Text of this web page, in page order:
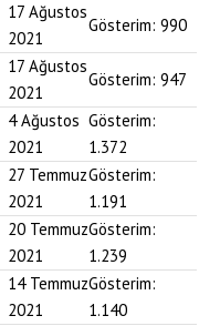
17 Ağustos
2021
Gösterim: 990
17 Ağustos
2021
Gösterim: 947
4 Ağustos
2021
Gösterim:
1.372
27 Temmuz
2021
Gösterim:
1.191
20 Temmuz
2021
Gösterim:
1.239
14 Temmuz
2021
Gösterim:
1.140